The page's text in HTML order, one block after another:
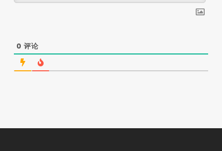
0 评论